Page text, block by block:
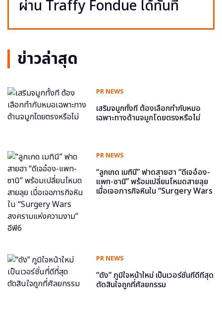
ผ่าน Traffy Fondue ได้ทันที
ข่าวล่าสุด
PR NEWS
เสริมจมูกทั้งที ต้องเลือกทำกับหมอ
เฉพาะทางด้านจมูกโดยตรงหรือไม่
PR NEWS
“ลูกเกด เมทินี” ฟาดสายฮา “ดีเจอ๋อง-
แพท-ซานิ” พร้อมเปลี่ยนโหมดสายลุย
เมื่อเจอภารกิจหินใน “Surgery Wars
PR NEWS
“ดัง” ภูมิใจหน้าใหม่ เป็นเวอร์ชั่นที่ดีที่สุด
ตัดสินใจถูกที่ศัลยกรรม